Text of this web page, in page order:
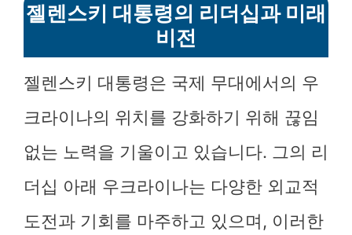
젤렌스키 대통령의 리더십과 미래
비전
젤렌스키 대통령은 국제 무대에서의 우
크라이나의 위치를 강화하기 위해 끊임
없는 노력을 기울이고 있습니다. 그의 리
더십 아래 우크라이나는 다양한 외교적
도전과 기회를 마주하고 있으며, 이러한